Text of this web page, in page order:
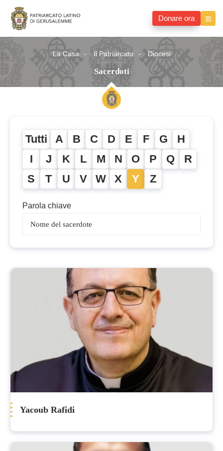
Donare ora
La Casa Il Patriarcato Diocesi
Sacerdoti
Tutti A B C D E F G H
I J K L M N O P Q R
S T U V W X Y Z
Parola chiave
Yacoub Rafidi